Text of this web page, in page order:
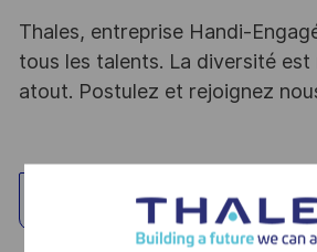
Thales, entreprise Handi-
tous les talents. La diversité est
atout. Postulez et rejoignez
Explore Location